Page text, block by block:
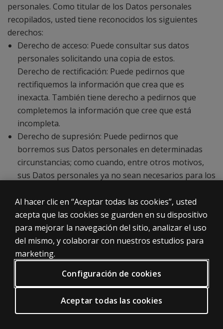
personales. Como titular de los Datos personales
recopilados, usted tiene reconocidos los siguientes
derechos:
Derecho de acceso: Puede consultar sus datos
personales solicitando una copia de estos.
Derecho de rectificación: Puede pedirnos que
rectifiquemos la información que crea que es
inexacta. También tiene derecho a pedirnos que
completemos la información que cree que está
incompleta.
Derecho de supresión: Puede pedirnos que
borremos sus Datos personales en determinadas
circunstancias; como cuando, entre otros motivos,
sus Datos personales ya no sean necesarios para los
Derecho a oponerse al tratamiento: Puede objetar el
tratamiento de sus Datos personales, incluida la
elaboración de perfiles, cuando los procesemos
sobre la base de un interés legítimo. En ese caso,
dejaremos de tratar sus Datos personales salvo por
defensa de posibles reclamaciones.
determinadas circunstancias, podrá solicitar la
Al hacer clic en “Aceptar todas las cookies”, usted
acepta que las cookies se guarden en su dispositivo
para mejorar la navegación del sitio, analizar el uso
del mismo, y colaborar con nuestros estudios para
marketing.
Configuración de cookies
Aceptar todas las cookies